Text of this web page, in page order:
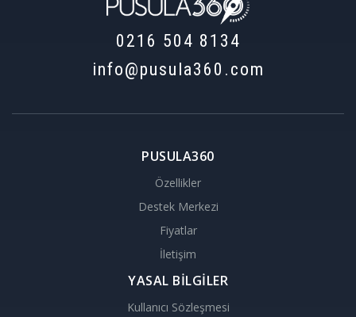
0216 504 8134
info@pusula360.com
PUSULA360
Özellikler
Destek Merkezi
Fiyatlar
İletişim
YASAL BİLGİLER
Kullanıcı Sözleşmesi